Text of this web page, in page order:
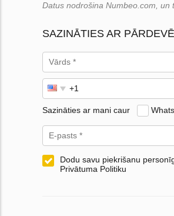
Datus nodrošina Numbeo.com, un
SAZINĀTIES AR
Sazināties ar mani caur
Dodu savu piekrišanu
Privātuma Politiku